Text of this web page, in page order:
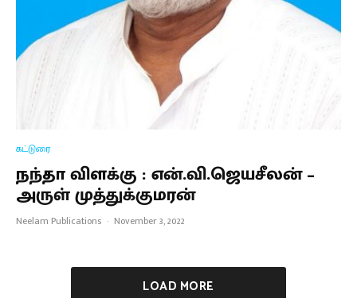
கட்டுரை
நந்தா விளக்கு : என்.வி.ஜெயசீலன் –
அருள் முத்துக்குமரன்
Neelam Publications · November 3, 2022
LOAD MORE